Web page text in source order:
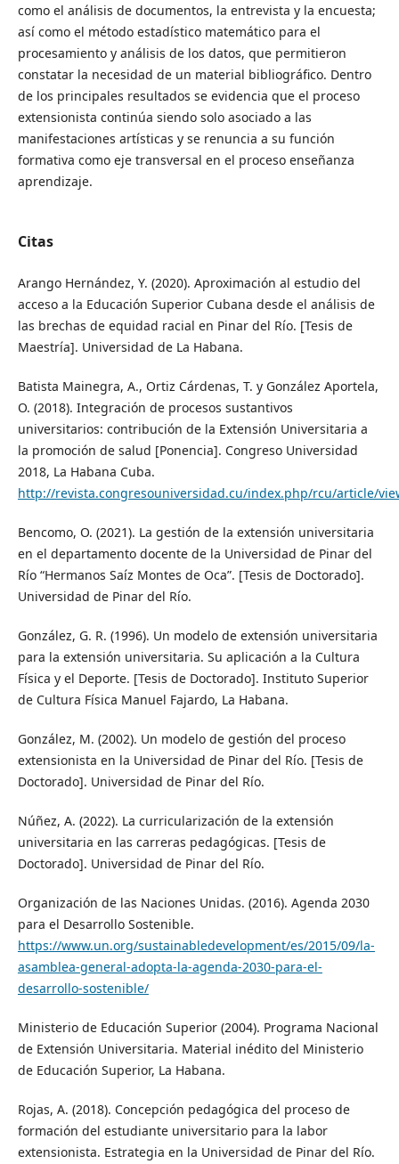
como el análisis de documentos, la entrevista y la encuesta;
así como el método estadístico matemático para el
procesamiento y análisis de los datos, que permitieron
constatar la necesidad de un material bibliográfico. Dentro
de los principales resultados se evidencia que el proceso
extensionista continúa siendo solo asociado a las
manifestaciones artísticas y se renuncia a su función
formativa como eje transversal en el proceso enseñanza
aprendizaje.
Citas
Arango Hernández, Y. (2020). Aproximación al estudio del
acceso a la Educación Superior Cubana desde el análisis de
las brechas de equidad racial en Pinar del Río. [Tesis de
Maestría]. Universidad de La Habana.
Batista Mainegra, A., Ortiz Cárdenas, T. y González Aportela,
O. (2018). Integración de procesos sustantivos
universitarios: contribución de la Extensión Universitaria a
la promoción de salud [Ponencia]. Congreso Universidad
2018, La Habana Cuba.
http://revista.congresouniversidad.cu/index.php/rcu/article/
Bencomo, O. (2021). La gestión de la extensión universitaria
en el departamento docente de la Universidad de Pinar del
Río “Hermanos Saíz Montes de Oca”. [Tesis de Doctorado].
Universidad de Pinar del Río.
González, G. R. (1996). Un modelo de extensión universitaria
para la extensión universitaria. Su aplicación a la Cultura
Física y el Deporte. [Tesis de Doctorado]. Instituto Superior
de Cultura Física Manuel Fajardo, La Habana.
González, M. (2002). Un modelo de gestión del proceso
extensionista en la Universidad de Pinar del Río. [Tesis de
Doctorado]. Universidad de Pinar del Río.
Núñez, A. (2022). La curricularización de la extensión
universitaria en las carreras pedagógicas. [Tesis de
Doctorado]. Universidad de Pinar del Río.
Organización de las Naciones Unidas. (2016). Agenda 2030
para el Desarrollo Sostenible.
https://www.un.org/sustainabledevelopment/es/2015/09/la-
asamblea-general-adopta-la-agenda-2030-para-el-
desarrollo-sostenible/
Ministerio de Educación Superior (2004). Programa Nacional
de Extensión Universitaria. Material inédito del Ministerio
de Educación Superior, La Habana.
Rojas, A. (2018). Concepción pedagógica del proceso de
formación del estudiante universitario para la labor
extensionista. Estrategia en la Universidad de Pinar del Río.